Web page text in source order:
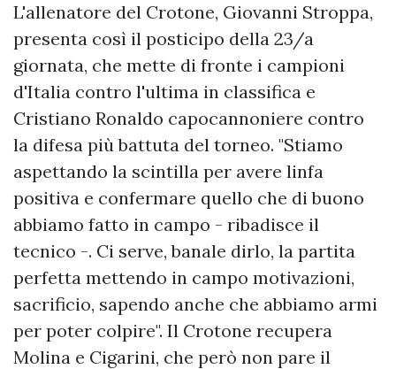
L'allenatore del Crotone, Giovanni Stroppa,
presenta così il posticipo della 23/a
giornata, che mette di fronte i campioni
d'Italia contro l'ultima in classifica e
Cristiano Ronaldo capocannoniere contro
la difesa più battuta del torneo. "Stiamo
aspettando la scintilla per avere linfa
positiva e confermare quello che di buono
abbiamo fatto in campo - ribadisce il
tecnico -. Ci serve, banale dirlo, la partita
perfetta mettendo in campo motivazioni,
sacrificio, sapendo anche che abbiamo armi
per poter colpire". Il Crotone recupera
Molina e Cigarini, che però non pare il